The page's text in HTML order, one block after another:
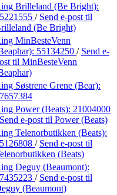
Brilleland (Be Bright):
/ Send e-post til
(Be Bright)
MinBesteVenn
55134250 / Send e-
til MinBesteVenn
Søstrene Grene (Bear):
Power (Beats): 21004000
Send e-post til Power (Beats)
Telenorbutikken (Beats):
/ Send e-post til
(Beats)
Deguy (Beaumont):
/ Send e-post til
(Beaumont)